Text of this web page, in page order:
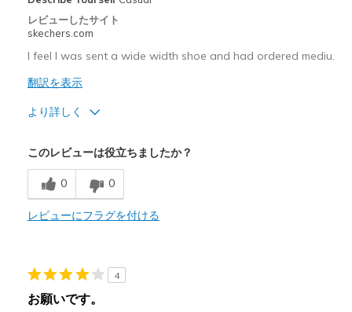
レビューしたサイト
skechers.com
I feel I was sent a wide width shoe and had ordered mediu.
翻訳を表示
より詳しく
以下に最適
Casual Wear
Sizing
View On Shoes
このレビューは役立ちましたか？
0 0
レビューにフラグを付ける
4
お願いです。